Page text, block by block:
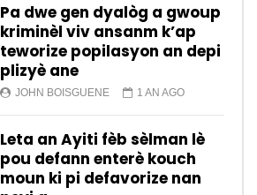
Pa dwe gen dyalòg a gwoup
kriminèl viv ansanm k’ap
teworize popilasyon an depi
plizyè ane
JOHN BOISGUENE 1 AN AGO
Leta an Ayiti fèb sèlman lè
pou defann enterè kouch
moun ki pi defavorize nan